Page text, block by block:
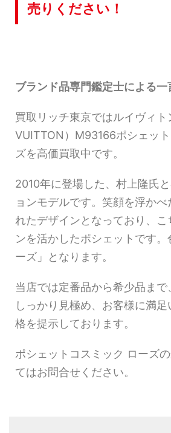
売りください！
ブランド品専門鑑定士による一
買取リッチ東京ではルイヴィト
VUITTON）M93166ポシェッ
ズを高価買取中です。
2010年に登場した、村上隆氏
ョンモデルです。笑顔を浮か
れたデザインとなっており、こ
ンを活かしたポシェットです。
ーズ」となります。
当店では定番品から希少品まで
しっかり見極め、お客様に満
格を提示しております。
ポシェットコスミック ローズ
てはお問合せください。